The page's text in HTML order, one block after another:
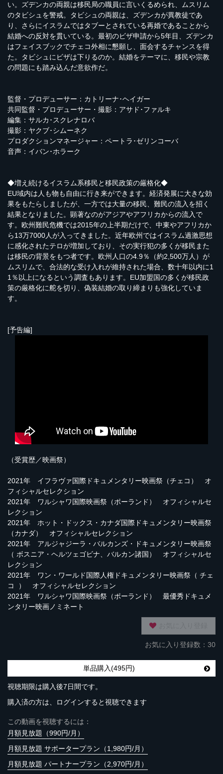
い。ズデンカの両親は移民局の職員に言いくるめられ、ムスリム
のタビシュを警戒。タビシュの両親は、ズデンカが異教徒であ
り、さらにイスラムではタブーとされている再婚であることから
結婚への反対を貫いている。最初のビザ申請から5年目、ズデンカ
はフェイスブックでチェコ外相に懇願し、面会するチャンスを得
た。タビシュにビザは下りるのか。結婚をテーマに、移民や宗教
の問題にも踏み込んだ意欲作だ。
監督・プロデューサー：カトリーナ･ヘイガー
共同監督・プロデューサー・撮影：アサド･ファルキ
編集：サルカ･スクレナロバ
撮影：ヤクブ･シムーネク
プロダクションマネージャー：ペートラ･ゼリンコーバ
音声：イバン･ホラーク
◆増え続けるイスラム系移民と移民政策の厳格化◆
EU域内は人も物も自由に行き来ができます。経済発展に大きな効
果をもたらしましたが、一方では大量の移民、難民の流入を招く
結果となりました。顕著なのがアジアやアフリカからの流入で
す。欧州難民危機では2015年の上半期だけで、中東やアフリカか
ら13万7000人が入ってきました。近年欧州ではイスラム過激思想
に感化されたテロが増加しており、その実行犯の多くが移民また
は移民の背景をもつ者です。欧州人口の4.9％（約2,500万人）が
ムスリムで、合法的な受け入れが維持された場合、数十年以内に1
1％以上になるという調査もあります。EU加盟国の多くが移民政
策の厳格化に舵を切り、偽装結婚の取り締まりも強化していま
す。
[予告編]
（受賞歴／映画祭）
2021年 イフラヴァ国際ドキュメンタリー映画祭（チェコ） オ
フィシャルセレクション
2021年 ワルシャワ国際映画祭（ポーランド） オフィシャルセ
レクション
2021年 ホット・ドックス・カナダ国際ドキュメンタリー映画祭
（カナダ） オフィシャルセレクション
2021年 アルジャジーラ・バルカンズ・ドキュメンタリー映画祭
（ ボスニア・ヘルツェゴビナ、バルカン諸国） オフィシャルセ
レクション
2021年 ワン・ワールド国際人権ドキュメンタリー映画祭（ チェ
コ ） オフィシャルセレクション
2021年 ワルシャワ国際映画祭（ポーランド） 最優秀ドキュメ
ンタリー映画ノミネート
お気に入り登録数：30
単品購入(495円)
視聴期限は購入後7日間です。
購入済の方は、ログインすると視聴できます
この動画を視聴するには：
月額見放題（990円/月）
月額見放題 サポータープラン（1,980円/月）
月額見放題 パートナープラン（2,970円/月）